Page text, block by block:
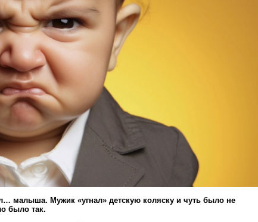
малыша. Мужик «угнал» детскую коляску и чуть было не
было так.